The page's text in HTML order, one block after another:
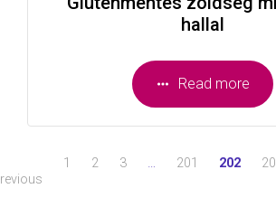
hallal
Read more
1 2 3 … 201 202